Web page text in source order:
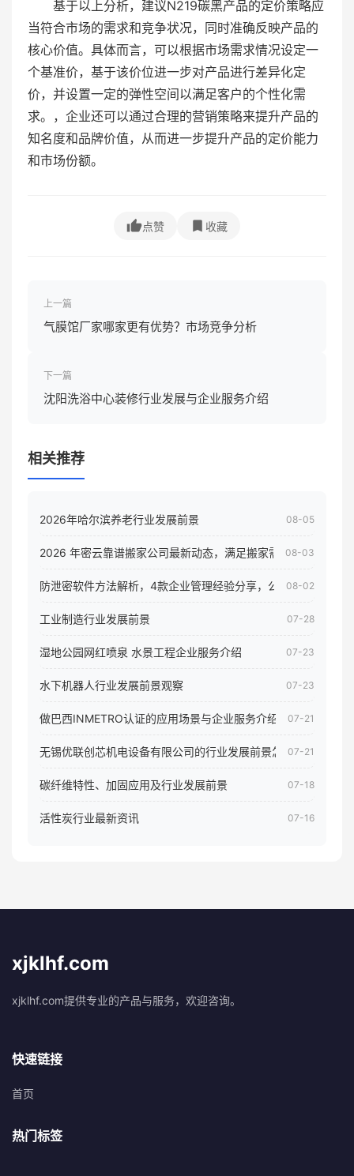
基于以上分析，建议N219碳黑产品的定价策略应
当符合市场的需求和竞争状况，同时准确反映产品的
核心价值。具体而言，可以根据市场需求情况设定一
个基准价，基于该价位进一步对产品进行差异化定
价，并设置一定的弹性空间以满足客户的个性化需
求。，企业还可以通过合理的营销策略来提升产品的
知名度和品牌价值，从而进一步提升产品的定价能力
和市场份额。
点赞 收藏
上一篇
气膜馆厂家哪家更有优势？市场竞争分析
下一篇
沈阳洗浴中心装修行业发展与企业服务介绍
相关推荐
2026年哈尔滨养老行业发展前景 08-05
2026 年密云靠谱搬家公司最新动态，满足搬家需求！08-03
防泄密软件方法解析，4款企业管理经验分享，公司员工电脑核
08-02
工业制造行业发展前景 07-28
湿地公园网红喷泉 水景工程企业服务介绍 07-23
水下机器人行业发展前景观察 07-23
做巴西INMETRO认证的应用场景与企业服务介绍 07-21
无锡优联创芯机电设备有限公司的行业发展前景怎样07-21
碳纤维特性、加固应用及行业发展前景 07-18
活性炭行业最新资讯 07-16
xjklhf.com
xjklhf.com提供专业的产品与服务，欢迎咨询。
快速链接
首页
热门标签